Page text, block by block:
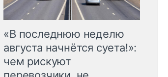
«В последнюю неделю
августа начнётся суета!»:
чем рискуют